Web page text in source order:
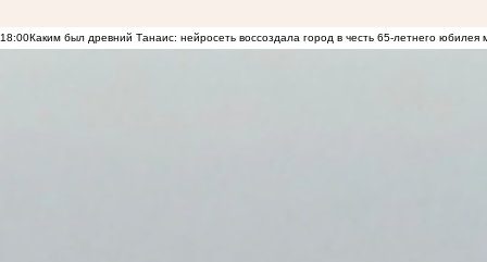
18:00Каким был древний Танаис: нейросеть воссоздала город в честь 65-летнего юбилея